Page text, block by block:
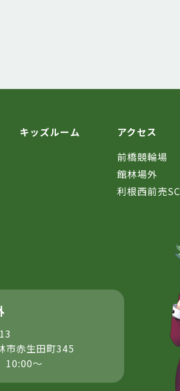
キッズルーム
アクセス
前橋競輪場
館林場外
利根西前売SC
市赤生田町345
～